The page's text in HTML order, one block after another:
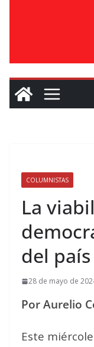
COLUMNISTAS
La
del país
28 de mayo de
Por Aurelio
Este